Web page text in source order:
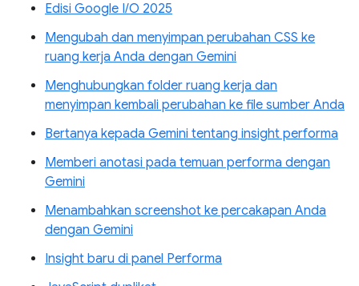
Edisi Google I/O 2025
Mengubah dan menyimpan perubahan CSS ke
ruang kerja Anda dengan Gemini
Menghubungkan folder ruang kerja dan
menyimpan kembali perubahan ke file sumber Anda
Bertanya kepada Gemini tentang insight performa
Memberi anotasi pada temuan performa dengan
Gemini
Menambahkan screenshot ke percakapan Anda
dengan Gemini
Insight baru di panel Performa